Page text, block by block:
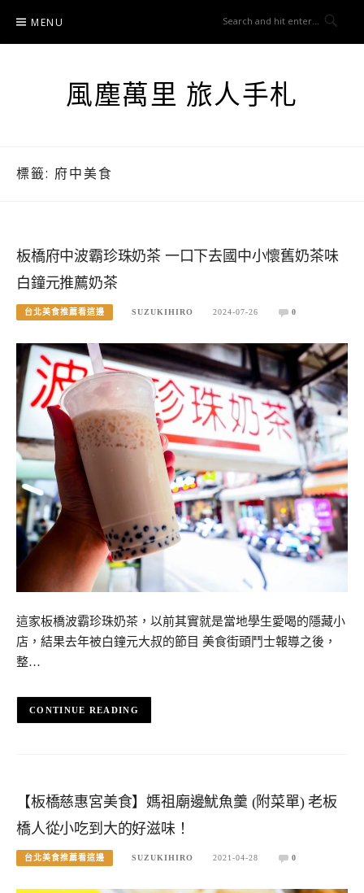
content
MENU
風塵萬里 旅人手札
標籤: 府中美食
板橋府中波霸珍珠奶茶 一口下去國中小懷舊奶茶味
白鐘元推薦奶茶
台北美食推薦看這邊 SUZUKIHIRO 2024-07-26 0
這家板橋波霸珍珠奶茶，以前其實就是當地學生愛喝的隱藏小
店，結果去年被白鐘元大叔的節目 美食街頭鬥士報導之後，
整…
CONTINUE READING
【板橋慈惠宮美食】媽祖廟邊魷魚羹 (附菜單) 老板
橋人從小吃到大的好滋味！
台北美食推薦看這邊 SUZUKIHIRO 2021-04-28 0